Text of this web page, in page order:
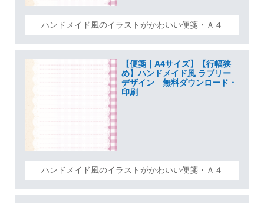
ハンドメイド風のイラストがかわいい便箋・Ａ４
【便箋｜A4サイズ】【行幅狭
め】ハンドメイド風 ラブリー
デザイン 無料ダウンロード・
印刷
ハンドメイド風のイラストがかわいい便箋・Ａ４